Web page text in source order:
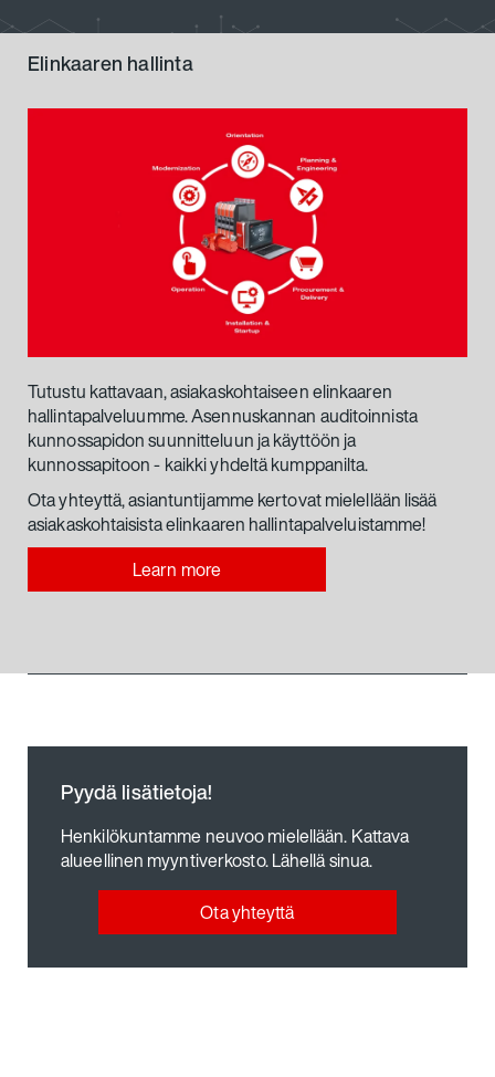
Elinkaaren hallinta
Tutustu kattavaan, asiakaskohtaiseen elinkaaren
hallintapalveluumme. Asennuskannan auditoinnista
kunnossapidon suunnitteluun ja käyttöön ja
kunnossapitoon - kaikki yhdeltä kumppanilta.
Ota yhteyttä, asiantuntijamme kertovat mielellään lisää
asiakaskohtaisista elinkaaren hallintapalveluistamme!
Learn more
Pyydä lisätietoja!
Henkilökuntamme neuvoo mielellään. Kattava
alueellinen myyntiverkosto. Lähellä sinua.
Ota yhteyttä